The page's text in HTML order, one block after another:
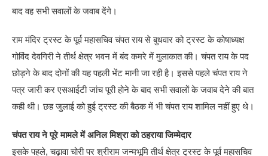
बाद वह सभी सवालों के जवाब देंगे।
राम मंदिर ट्रस्ट के पूर्व महासचिव चंपत राय से बुधवार को ट्रस्ट के कोषाध्यक्ष
गोविंद देवगिरी ने तीर्थ क्षेत्र भवन में बंद कमरे में मुलाकात की। चंपत राय के पद
छोड़ने के बाद दोनों की यह पहली भेंट मानी जा रही है। इससे पहले चंपत राय ने
पत्र जारी कर एसआईटी जांच पूरी होने के बाद सभी सवालों के जवाब देने की बात
कही थी। छह जुलाई को हुई ट्रस्ट की बैठक में भी चंपत राय शामिल नहीं हुए थे।
चंपत राय ने पूरे मामले में अनिल मिश्रा को ठहराया जिम्मेदार
इसके पहले, चढ़ावा चोरी पर श्रीराम जन्मभूमि तीर्थ क्षेत्र ट्रस्ट के पूर्व महासचिव